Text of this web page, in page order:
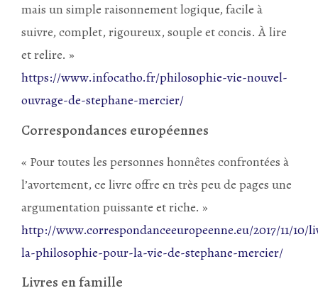
mais un simple raisonnement logique, facile à
suivre, complet, rigoureux, souple et concis. À lire
et relire. »
https://www.infocatho.fr/philosophie-vie-nouvel-
ouvrage-de-stephane-mercier/
Correspondances européennes
« Pour toutes les personnes honnêtes confrontées à
l’avortement, ce livre offre en très peu de pages une
argumentation puissante et riche. »
http://www.correspondanceeuropeenne.eu/2017/11/10/
la-philosophie-pour-la-vie-de-stephane-mercier/
Livres en famille